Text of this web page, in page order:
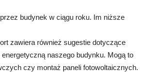
budynek w ciągu roku. Im niższe
zawiera również sugestie dotyczące
naszego budynku. Mogą to
czy montaż paneli fotowoltaicznych.